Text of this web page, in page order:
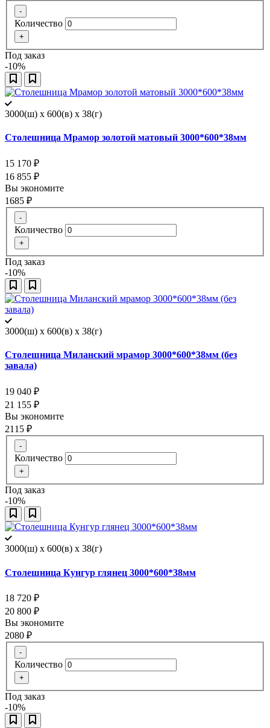
-
Количество
+
Под заказ
-10%
3000(ш) x 600(в) x 38(г)
Столешница Мрамор золотой матовый 3000*600*38мм
15 170 ₽
16 855 ₽
Вы экономите
1685 ₽
-
Количество
+
Под заказ
-10%
3000(ш) x 600(в) x 38(г)
Столешница Миланский мрамор 3000*600*38мм (без
завала)
19 040 ₽
21 155 ₽
Вы экономите
2115 ₽
-
Количество
+
Под заказ
-10%
3000(ш) x 600(в) x 38(г)
Столешница Кунгур глянец 3000*600*38мм
18 720 ₽
20 800 ₽
Вы экономите
2080 ₽
-
Количество
+
Под заказ
-10%